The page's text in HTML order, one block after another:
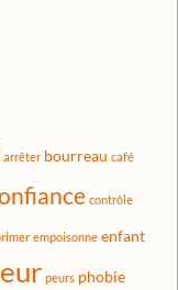
arrêter bourreau café
contrôle
empoisonne enfant
peurs phobie